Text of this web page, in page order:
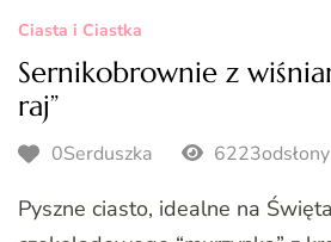
Ciasta i Ciastka
Sernikobrownie z
raj”
0Serduszka 6223odsłony
Pyszne ciasto, idealne na